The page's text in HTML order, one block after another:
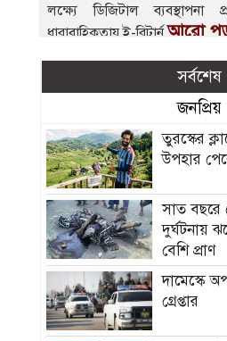
লক্ষ্যে ডিজিটাল
ধারাবাহিকতায় ই-রিটার্নআরো
সর্বশেষ
জনপ্রিয়
তুরস্কের
উপহার
সাত
দুর্ঘটনায়
বেশি প্রাণ
দামেস্কে
গ্রেপ্তার